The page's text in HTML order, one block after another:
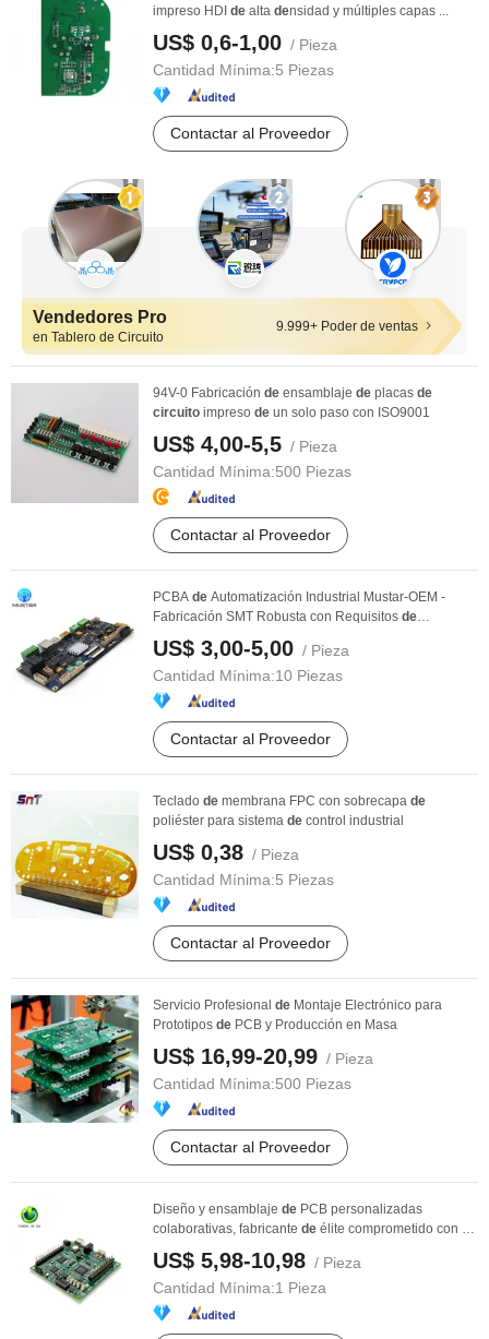
impreso HDI de alta densidad y múltiples capas ...
US$ 0,6-1,00 / Pieza
Cantidad Mínima:5 Piezas
Contactar al Proveedor
Vendedores Pro
en Tablero de Circuito
9.999+ Poder de ventas
94V-0 Fabricación de ensamblaje de placas de
circuito impreso de un solo paso con ISO9001
US$ 4,00-5,5 / Pieza
Cantidad Mínima:500 Piezas
Contactar al Proveedor
PCBA de Automatización Industrial Mustar-OEM -
Fabricación SMT Robusta con Requisitos de
Bom/Gerber
US$ 3,00-5,00 / Pieza
Cantidad Mínima:10 Piezas
Contactar al Proveedor
Teclado de membrana FPC con sobrecapa de
poliéster para sistema de control industrial
US$ 0,38 / Pieza
Cantidad Mínima:5 Piezas
Contactar al Proveedor
Servicio Profesional de Montaje Electrónico para
Prototipos de PCB y Producción en Masa
US$ 16,99-20,99 / Pieza
Cantidad Mínima:500 Piezas
Contactar al Proveedor
Diseño y ensamblaje de PCB personalizadas
colaborativas, fabricante de élite comprometido con un
US$ 5,98-10,98 / Pieza
Cantidad Mínima:1 Pieza